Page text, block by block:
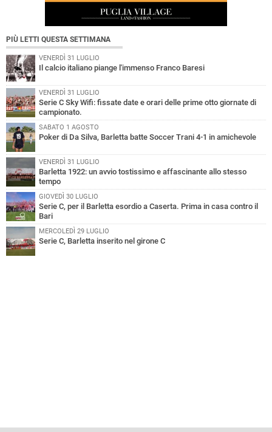
PIÙ LETTI QUESTA SETTIMANA
VENERDÌ 31 LUGLIO
Il calcio italiano piange l'immenso Franco Baresi
VENERDÌ 31 LUGLIO
Serie C Sky Wifi: fissate date e orari delle prime otto giornate di
campionato.
SABATO 1 AGOSTO
Poker di Da Silva, Barletta batte Soccer Trani 4-1 in amichevole
VENERDÌ 31 LUGLIO
Barletta 1922: un avvio tostissimo e affascinante allo stesso
tempo
GIOVEDÌ 30 LUGLIO
Serie C, per il Barletta esordio a Caserta. Prima in casa contro il
Bari
MERCOLEDÌ 29 LUGLIO
Serie C, Barletta inserito nel girone C